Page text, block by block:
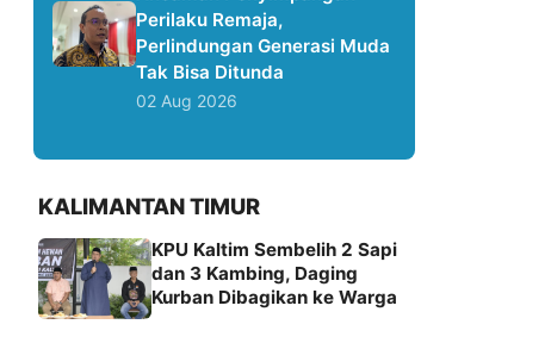
Perilaku Remaja,
Perlindungan Generasi Muda
Tak Bisa Ditunda
02 Aug 2026
KALIMANTAN TIMUR
KPU Kaltim Sembelih 2 Sapi
dan 3 Kambing, Daging
Kurban Dibagikan ke Warga